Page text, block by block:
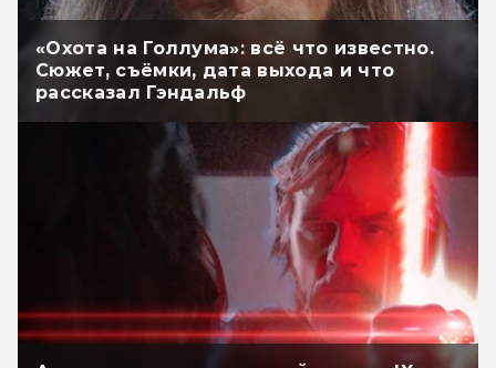
«Охота на Голлума»: всё что известно.
Сюжет, съёмки, дата выхода и что
рассказал Гэндальф